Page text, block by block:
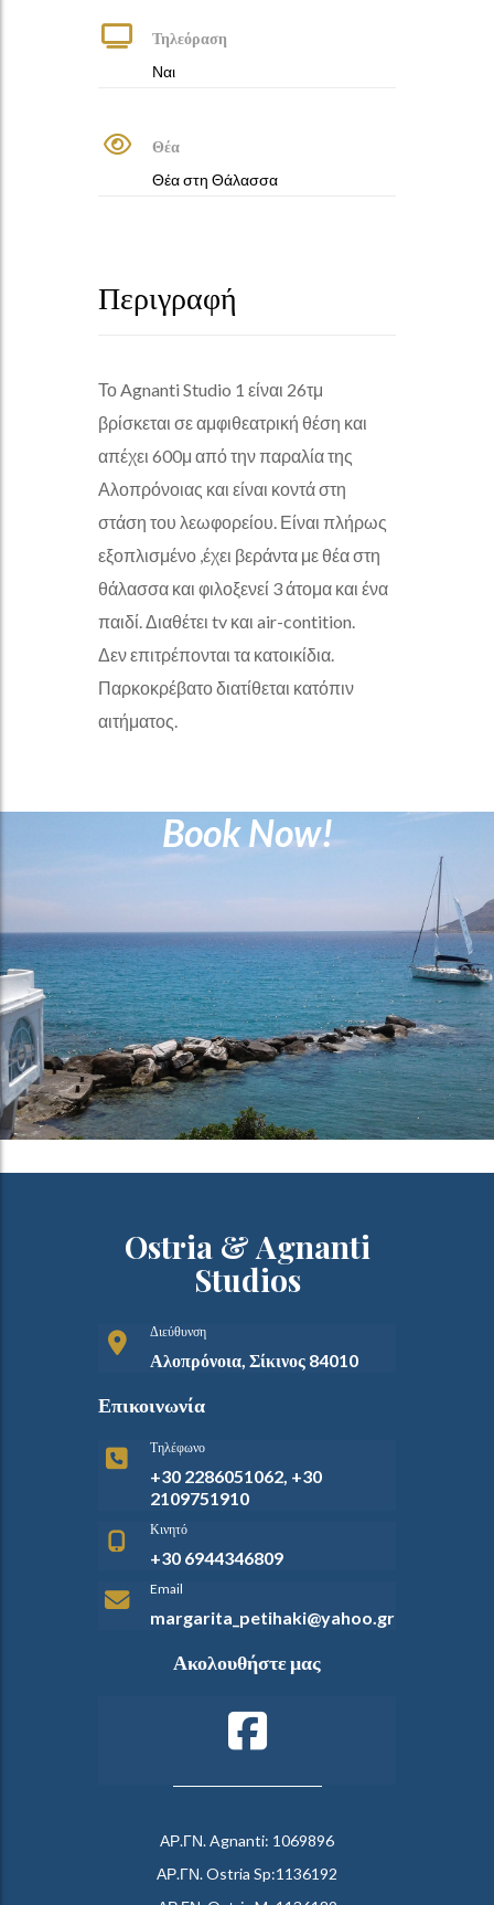
Τηλεόραση
Ναι
Θέα
Θέα στη Θάλασσα
Περιγραφή
Το Agnanti Studio 1 είναι 26τμ
βρίσκεται σε αμφιθεατρική θέση και
απέχει 600μ από την παραλία της
Αλοπρόνοιας και είναι κοντά στη
στάση του λεωφορείου. Είναι πλήρως
εξοπλισμένο ,έχει βεράντα με θέα στη
θάλασσα και φιλοξενεί 3 άτομα και ένα
παιδί. Διαθέτει tv και air-contition.
Δεν επιτρέπονται τα κατοικίδια.
Παρκοκρέβατο διατίθεται κατόπιν
αιτήματος.
Book Now!
Ostria & Agnanti
Studios
Διεύθυνση
Αλοπρόνοια, Σίκινος 84010
Επικοινωνία
Τηλέφωνο
+30 2286051062, +30
2109751910
Κινητό
+30 6944346809
Email
margarita_petihaki@yahoo.gr
Ακολουθήστε μας
ΑΡ.ΓΝ. Agnanti: 1069896
ΑΡ.ΓΝ. Ostria Sp:1136192